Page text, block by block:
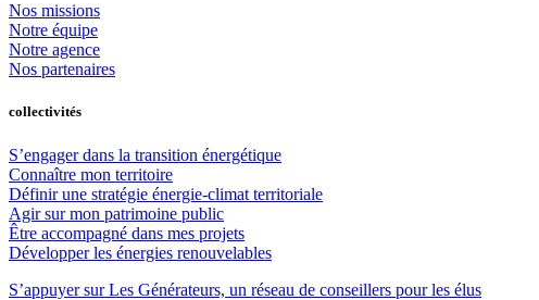
Nos missions
Notre équipe
Notre agence
Nos partenaires
collectivités
S’engager dans la transition énergétique
Connaître mon territoire
Définir une stratégie énergie-climat territoriale
Agir sur mon patrimoine public
Être accompagné dans mes projets
Développer les énergies renouvelables
S’appuyer sur Les Générateurs, un réseau de conseillers pour les élus